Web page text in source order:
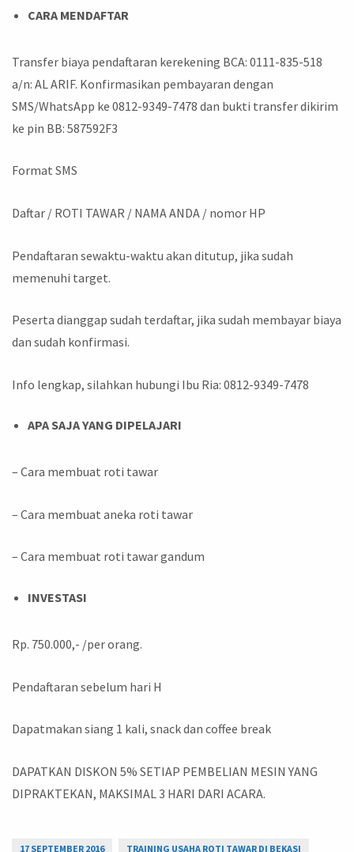
CARA MENDAFTAR
Transfer biaya pendaftaran kerekening BCA: 0111-835-518
a/n: AL ARIF. Konfirmasikan pembayaran dengan
SMS/WhatsApp ke 0812-9349-7478 dan bukti transfer dikirim
ke pin BB: 587592F3
Format SMS
Daftar / ROTI TAWAR / NAMA ANDA / nomor HP
Pendaftaran sewaktu-waktu akan ditutup, jika sudah
memenuhi target.
Peserta dianggap sudah terdaftar, jika sudah membayar biaya
dan sudah konfirmasi.
Info lengkap, silahkan hubungi Ibu Ria: 0812-9349-7478
APA SAJA YANG DIPELAJARI
– Cara membuat roti tawar
– Cara membuat aneka roti tawar
– Cara membuat roti tawar gandum
INVESTASI
Rp. 750.000,- /per orang.
Pendaftaran sebelum hari H
Dapatmakan siang 1 kali, snack dan coffee break
DAPATKAN DISKON 5% SETIAP PEMBELIAN MESIN YANG
DIPRAKTEKAN, MAKSIMAL 3 HARI DARI ACARA.
17 SEPTEMBER 2016 TRAINING USAHA ROTI TAWAR DI BEKASI